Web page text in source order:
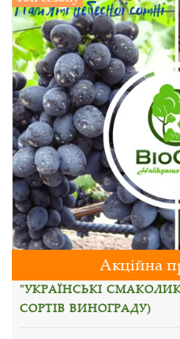
Акційна
"УКРАЇНСЬКІ
СОРТІВ ВИНОГРАДУ)